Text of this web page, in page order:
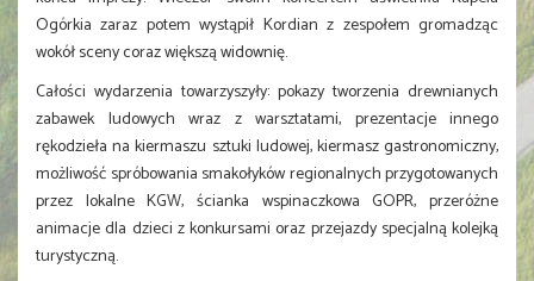
Ogórkia zaraz potem wystąpił Kordian z zespołem gromadząc
wokół sceny coraz większą widownię.
Całości wydarzenia towarzyszyły: pokazy tworzenia drewnianych
zabawek ludowych wraz z warsztatami, prezentacje innego
rękodzieła na kiermaszu sztuki ludowej, kiermasz gastronomiczny,
możliwość spróbowania smakołyków regionalnych przygotowanych
przez lokalne KGW, ścianka wspinaczkowa GOPR, przeróżne
animacje dla dzieci z konkursami oraz przejazdy specjalną kolejką
turystyczną.